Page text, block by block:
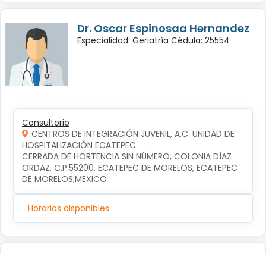
Dr. Oscar Espinosaa Hernandez
Especialidad: Geriatría Cédula: 25554
Consultorio
CENTROS DE INTEGRACIÓN JUVENIL, A.C. UNIDAD DE
HOSPITALIZACIÓN ECATEPEC
CERRADA DE HORTENCIA SIN NÚMERO, COLONIA DÍAZ
ORDAZ, C.P.55200, ECATEPEC DE MORELOS, ECATEPEC
DE MORELOS,MEXICO
Horarios disponibles